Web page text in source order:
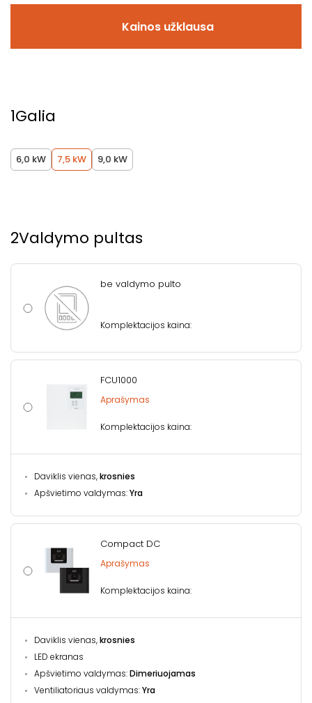
Kainos užklausa
1Galia
6,0 kW 7,5 kW 9,0 kW
2Valdymo pultas
be valdymo pulto
Komplektacijos kaina:
FCU1000
Aprašymas
Komplektacijos kaina:
Daviklis vienas,krosnies
Apšvietimo valdymas:Yra
Compact DC
Aprašymas
Komplektacijos kaina:
Daviklis vienas,krosnies
LED ekranas
Apšvietimo valdymas:Dimeriuojamas
Ventiliatoriaus valdymas:Yra